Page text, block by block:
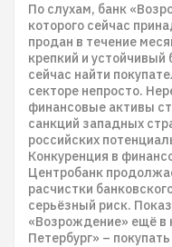
По слухам, банк
которого сейчас
продан в течение
крепкий и
сейчас найти
секторе непросто.
финансовые активы
санкций западных
российских
Конкуренция в
Центробанк
расчистки
серьёзный риск.
«Возрождение» ещё в
Петербург» –